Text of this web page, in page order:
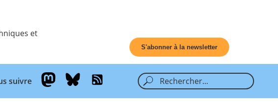
et
S'abonner à la newsletter
suivre